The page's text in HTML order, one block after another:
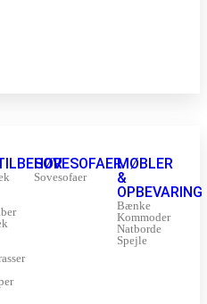
SOVESOFAER
Sovesofaer
MØBLER
&
OPBEVARING
Bænke
Kommoder
Natborde
Spejle